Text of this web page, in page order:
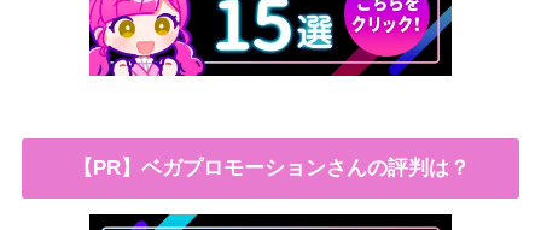
【PR】ベガプロモーションさんの評判は？